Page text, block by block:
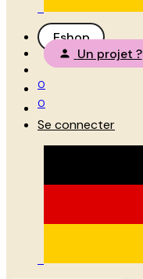
Eshop
Un projet ?
0
0
Se connecter